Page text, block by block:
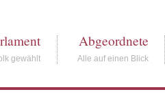
gewählt
Abgeordnete
Alle auf einen Blick